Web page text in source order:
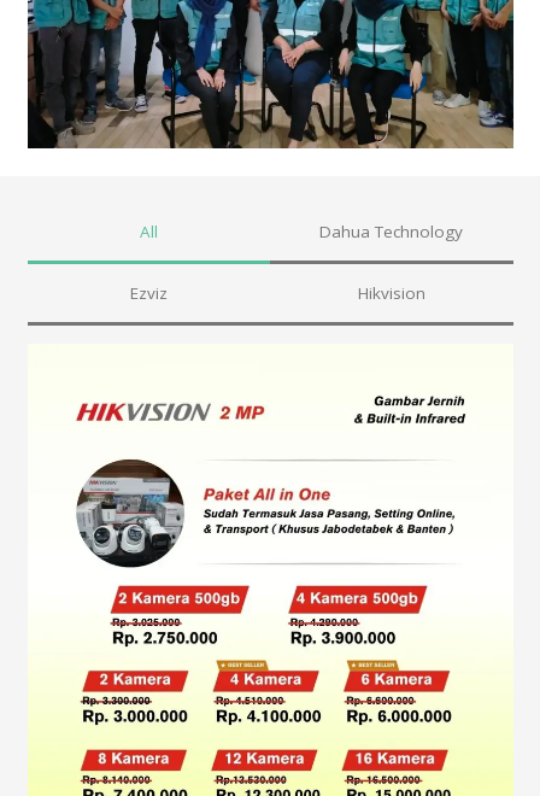
All Dahua Technology
Ezviz Hikvision